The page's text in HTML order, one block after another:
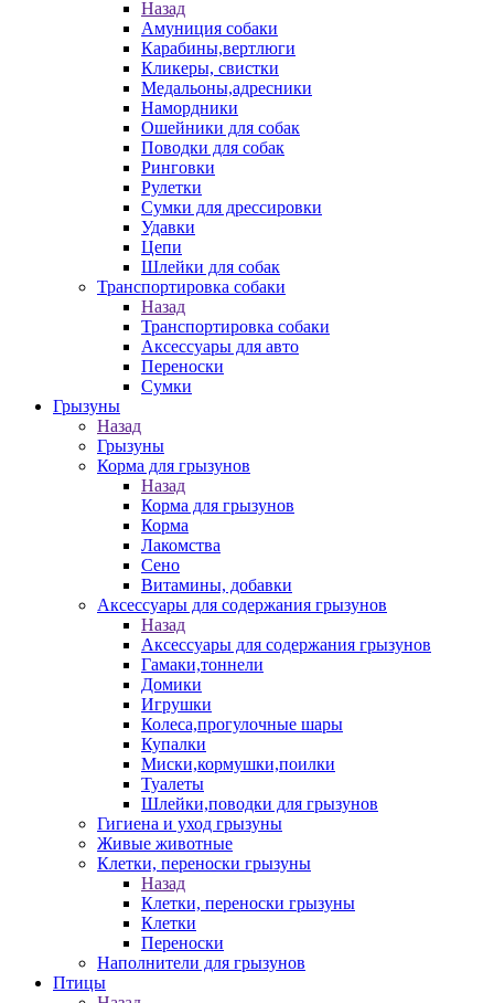
Назад
Амуниция собаки
Карабины,вертлюги
Кликеры, свистки
Медальоны,адресники
Намордники
Ошейники для собак
Поводки для собак
Ринговки
Рулетки
Сумки для дрессировки
Удавки
Цепи
Шлейки для собак
Транспортировка собаки
Назад
Транспортировка собаки
Аксессуары для авто
Переноски
Сумки
Грызуны
Назад
Грызуны
Корма для грызунов
Назад
Корма для грызунов
Корма
Лакомства
Сено
Витамины, добавки
Аксессуары для содержания грызунов
Назад
Аксессуары для содержания грызунов
Гамаки,тоннели
Домики
Игрушки
Колеса,прогулочные шары
Купалки
Миски,кормушки,поилки
Туалеты
Шлейки,поводки для грызунов
Гигиена и уход грызуны
Живые животные
Клетки, переноски грызуны
Назад
Клетки, переноски грызуны
Клетки
Переноски
Наполнители для грызунов
Птицы